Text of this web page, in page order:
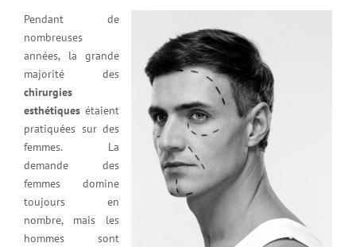
Pendant de
nombreuses
années, la grande
majorité des
chirurgies
esthétiques étaient
pratiquées sur des
femmes. La
demande des
femmes domine
toujours en
nombre, mais les
hommes sont